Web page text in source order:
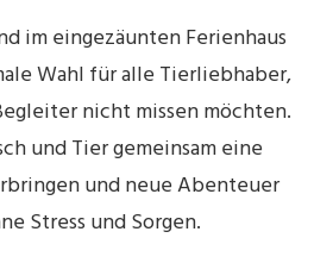
im eingezäunten Ferienhaus
Wahl für alle Tierliebhaber,
nicht missen möchten.
und Tier gemeinsam eine
und neue Abenteuer
Stress und Sorgen.